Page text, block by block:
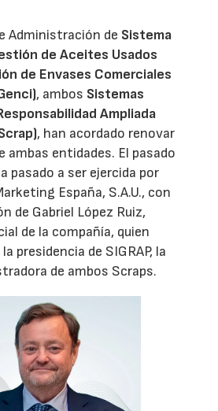
Administración de Sistema
de Aceites Usados
de Envases Comerciales
, ambos Sistemas
Ampliada
, han acordado renovar
ambas entidades. El pasado
pasado a ser ejercida por
España, S.A.U., con
de Gabriel López Ruiz,
de la compañía, quien
presidencia de SIGRAP, la
de ambos Scraps.